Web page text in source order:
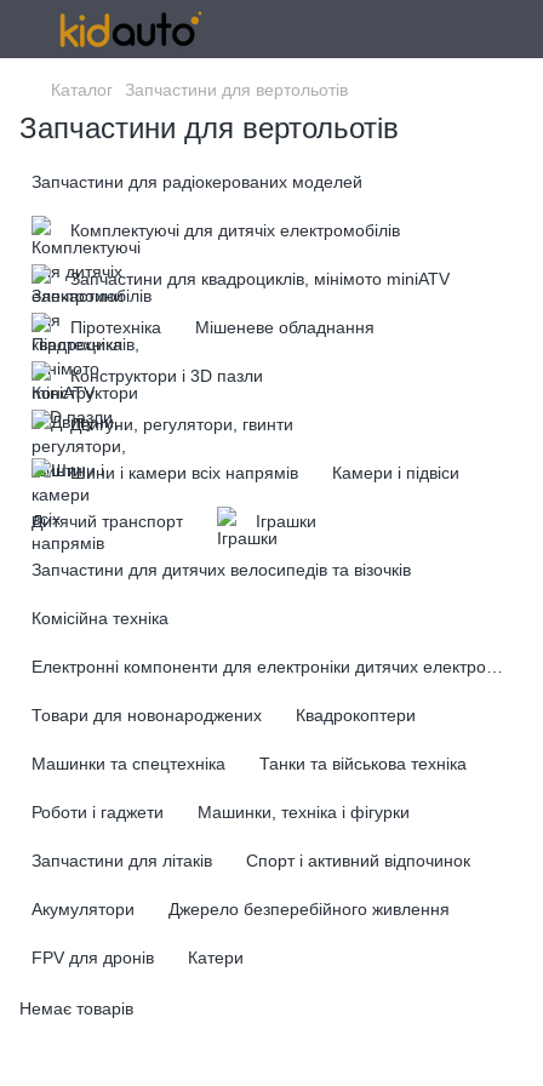
Каталог Запчастини для вертольотів
Запчастини для вертольотів
Запчастини для радіокерованих моделей
Комплектуючі для дитячіх електромобілів
Запчастини для квадроциклів, мінімото miniATV
Піротехніка Мішеневе обладнання
Конструктори і 3D пазли
Двигуни, регулятори, гвинти
Шини і камери всіх напрямів Камери і підвіси
Дитячий транспорт Іграшки
Запчастини для дитячих велосипедів та візочків
Комісійна техніка
Товари для новонароджених Квадрокоптери
Машинки та спецтехніка Танки та військова техніка
Роботи і гаджети Машинки, техніка і фігурки
Запчастини для літаків Спорт і активний відпочинок
Акумулятори Джерело безперебійного живлення
FPV для дронів Катери
Немає товарів